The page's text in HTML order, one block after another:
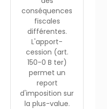
conséquences
fiscales
différentes.
L'apport-
cession (art.
150-0 B ter)
permet un
report
d'imposition sur
la plus-value.